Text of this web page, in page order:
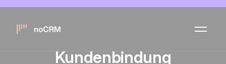
WhatsApp: Das ideale Tool
für schnelle Lead-
Kundenbindung